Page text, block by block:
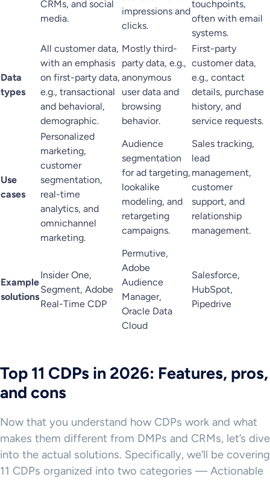
CRMs, and social
media.
impressions and
clicks.
touchpoints,
often with email
systems.
Data
types
All customer data,
with an emphasis
on first-party data,
e.g., transactional
and behavioral,
demographic.
Mostly third-
party data, e.g.,
anonymous
user data and
browsing
behavior.
First-party
customer data,
e.g., contact
details, purchase
history, and
service requests.
Use
cases
Personalized
marketing,
customer
segmentation,
real-time
analytics, and
omnichannel
marketing.
Audience
segmentation
for ad targeting,
lookalike
modeling, and
retargeting
campaigns.
Sales tracking,
lead
management,
customer
support, and
relationship
management.
Example
solutions
Insider One,
Segment, Adobe
Real-Time CDP
Permutive,
Adobe
Audience
Manager,
Oracle Data
Cloud
Salesforce,
HubSpot,
Pipedrive
Top 11 CDPs in 2026: Features, pros,
and cons
Now that you understand how CDPs work and what
makes them different from DMPs and CRMs, let’s dive
into the actual solutions. Specifically, we’ll be covering
11 CDPs organized into two categories — Actionable